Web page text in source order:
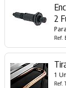
2
Ref.
1
Ref.